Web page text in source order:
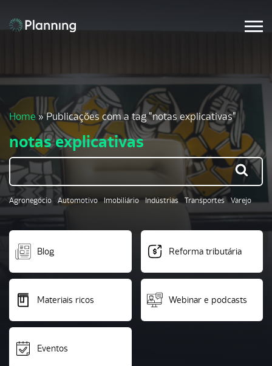
Home»Publicações com a tag "notas explicativas"
notas explicativas
Agronegócio Automotivo Imobiliário Indústrias Transportes Varejo
Blog Reforma tributária
Materiais ricos Webinar e podcasts
Eventos